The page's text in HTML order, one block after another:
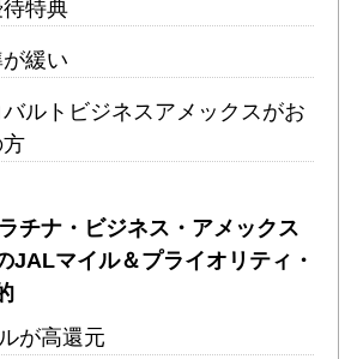
特典
緩い
ルトビジネスアメックスがお
チナ・ビジネス・アメックス
JALマイル＆プライオリティ・
が高還元